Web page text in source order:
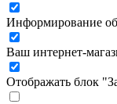
Информирование
Ваш интернет-
Отображать блок